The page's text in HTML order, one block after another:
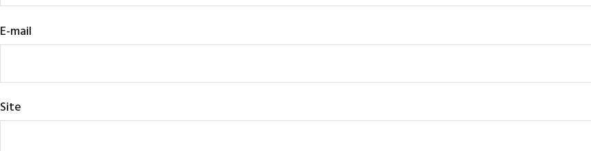
E-mail
Site